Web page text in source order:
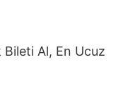
Bileti Al, En Ucuz